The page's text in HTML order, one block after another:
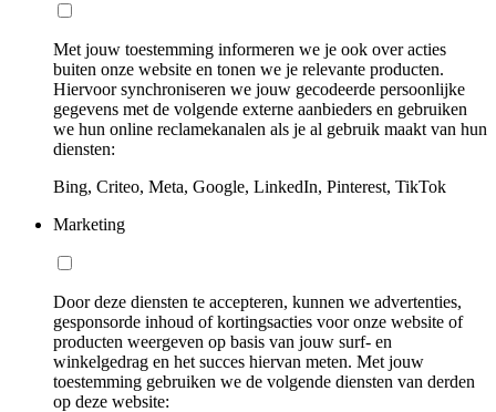
Met jouw toestemming informeren we je ook over acties
buiten onze website en tonen we je relevante producten.
Hiervoor synchroniseren we jouw gecodeerde persoonlijke
gegevens met de volgende externe aanbieders en gebruiken
we hun online reclamekanalen als je al gebruik maakt van hun
diensten:
Bing, Criteo, Meta, Google, LinkedIn, Pinterest, TikTok
Marketing
Door deze diensten te accepteren, kunnen we advertenties,
gesponsorde inhoud of kortingsacties voor onze website of
producten weergeven op basis van jouw surf- en
winkelgedrag en het succes hiervan meten. Met jouw
toestemming gebruiken we de volgende diensten van derden
op deze website: